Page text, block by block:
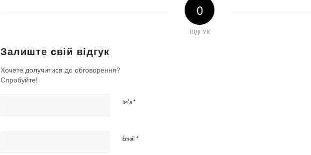
0
ВІДГУК
Залиште свій відгук
Хочете долучитися до обговорення?
Спробуйте!
Ім'я *
Email *